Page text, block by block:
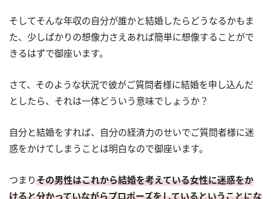
そしてそんな年収の自分が誰かと結婚したらどうなるかもま
た、少しばかりの想像力さえあれば簡単に想像することがで
きるはずで御座います。
さて、そのような状況で彼がご質問者様に結婚を申し込んだ
としたら、それは一体どういう意味でしょうか？
自分と結婚をすれば、自分の経済力のせいでご質問者様に迷
惑をかけてしまうことは明白なので御座います。
つまりその男性はこれから結婚を考えている女性に迷惑をか
けると分かっていながらプロポーズをしているということにな